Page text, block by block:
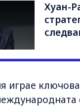
Хуан-
играе